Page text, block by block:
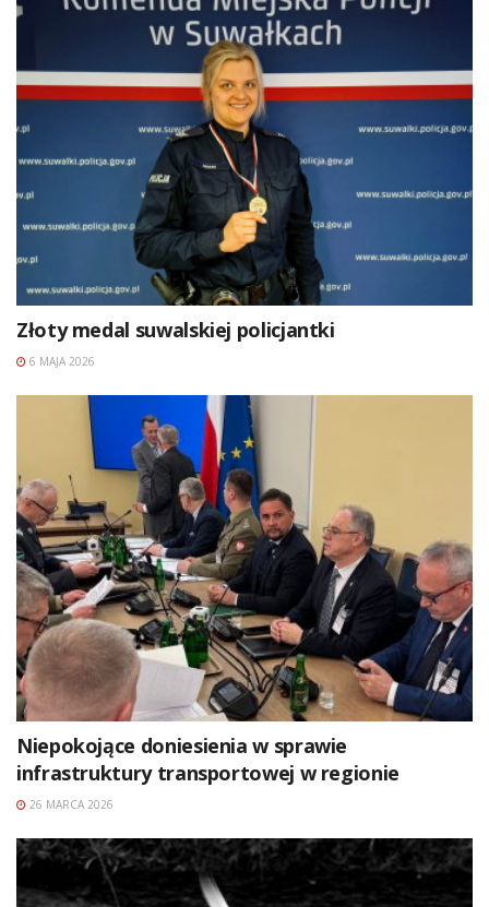
Złoty medal suwalskiej policjantki
6 MAJA 2026
Niepokojące doniesienia w sprawie
infrastruktury transportowej w regionie
26 MARCA 2026